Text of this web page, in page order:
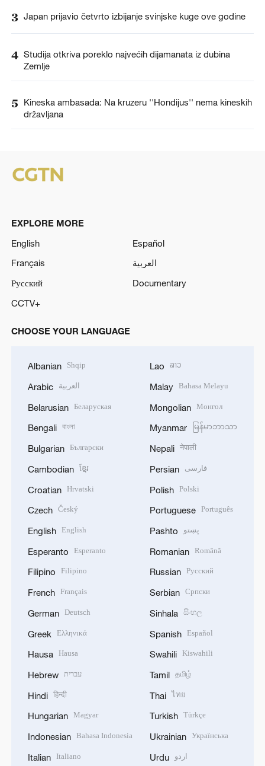
3 Japan prijavio četvrto izbijanje svinjske kuge ove godine
4 Studija otkriva poreklo najvećih dijamanata iz dubina
Zemlje
5
Kineska ambasada: Na kruzeru ''Hondijus'' nema kineskih
državljana
EXPLORE MORE
English
Español
Français
العربية
Русский
Documentary
CCTV+
CHOOSE YOUR LANGUAGE
Albanian Shqip
Arabic العربية
Belarusian Беларуская
Bengali বাংলা
Bulgarian Български
Cambodian ខ្មែរ
Croatian Hrvatski
Czech Český
English English
Esperanto Esperanto
Filipino Filipino
French Français
German Deutsch
Greek Ελληνικά
Hausa Hausa
Hebrew עברית
Hindi हिन्दी
Hungarian Magyar
Indonesian Bahasa Indonesia
Italian Italiano
Lao ລາວ
Malay Bahasa Melayu
Mongolian Монгол
Myanmar မြန်မာဘာသာ
Nepali नेपाली
Persian فارسی
Polish Polski
Portuguese Português
Pashto پښتو
Romanian Română
Russian Русский
Serbian Српски
Sinhala සිංහල
Spanish Español
Swahili Kiswahili
Tamil தமிழ்
Thai ไทย
Turkish Türkçe
Ukrainian Українська
Urdu اردو